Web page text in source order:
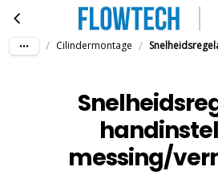
Ga naar hoofdinhoud
/ Cilindermontage /
messing/